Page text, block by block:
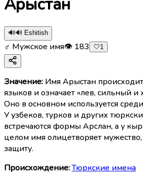
Арыстан
🔊🔊 Eshitish
♂ Мужское имя👁 183 🤍1
Значение: Имя Арыстан
языков и означает «лев, сильный и
Оно в основном используется
У узбеков, турков и других
встречаются формы Арслан, а у
целом имя олицетворяет мужество,
защиту.
Происхождение:Тюркские имена